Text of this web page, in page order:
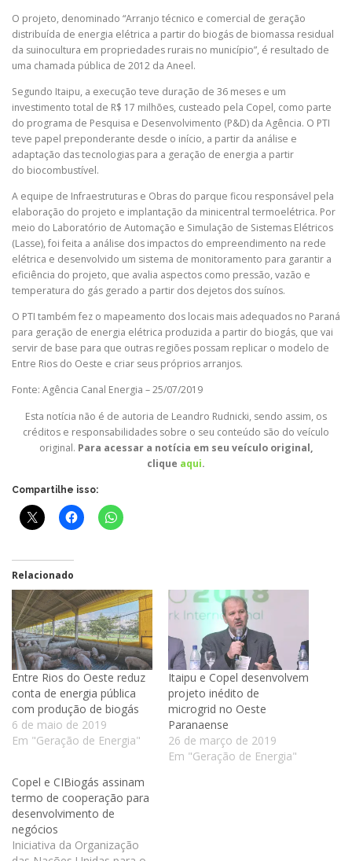
O projeto, denominado “Arranjo técnico e comercial de geração
distribuída de energia elétrica a partir do biogás de biomassa residual
da suinocultura em propriedades rurais no município”, é resultado de
uma chamada pública de 2012 da Aneel.
Segundo Itaipu, a execução teve duração de 36 meses e um
investimento total de R$ 17 milhões, custeado pela Copel, como parte
do programa de Pesquisa e Desenvolvimento (P&D) da Agência. O PTI
teve papel preponderante desde o início, a partir da análise e
adaptação das tecnologias para a geração de energia a partir
do biocombustível.
A equipe de Infraestruturas e Obras do parque ficou responsável pela
elaboração do projeto e implantação da minicentral termoelétrica. Por
meio do Laboratório de Automação e Simulação de Sistemas Elétricos
(Lasse), foi feita a análise dos impactos do empreendimento na rede
elétrica e desenvolvido um sistema de monitoramento para garantir a
eficiência do projeto, que avalia aspectos como pressão, vazão e
temperatura do gás gerado a partir dos dejetos dos suínos.
O PTI também fez o mapeamento dos locais mais adequados no Paraná
para geração de energia elétrica produzida a partir do biogás, que vai
servir de base para que outras regiões possam replicar o modelo de
Entre Rios do Oeste e criar seus próprios arranjos.
Fonte: Agência Canal Energia – 25/07/2019
Esta notícia não é de autoria de Leandro Rudnicki, sendo assim, os
créditos e responsabilidades sobre o seu conteúdo são do veículo
original. Para acessar a notícia em seu veículo original,
clique aqui.
Compartilhe isso:
Relacionado
Entre Rios do Oeste reduz
conta de energia pública
com produção de biogás
6 de maio de 2019
Em "Geração de Energia"
Itaipu e Copel desenvolvem
projeto inédito de
microgrid no Oeste
Paranaense
26 de março de 2019
Em "Geração de Energia"
Copel e CIBiogás assinam
termo de cooperação para
desenvolvimento de
negócios
Iniciativa da Organização